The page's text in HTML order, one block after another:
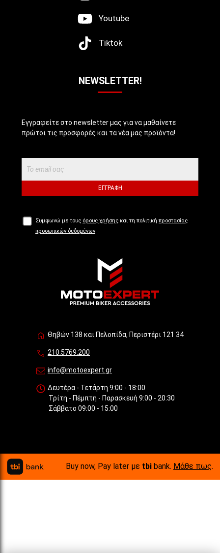
Youtube
Tiktok
NEWSLETTER!
Εγγραφείτε στο newsletter μας για να μαθαίνετε
πρώτοι τις προσφορές και τα νέα μας προϊόντα!
ΕΓΓΡΑΦΉ
Συμφωνώ με τους όρους χρήσης και τη πολιτική προστασίας
προσωπικών δεδομένων
Θηβών 138 και Πελοπίδα, Περιστέρι 121 34
210.5769.200
info@motoexpert.gr
Δευτέρα - Τετάρτη 9:00 - 18:00
Τρίτη - Πέμπτη - Παρασκευή 9:00 - 20:30
Σάββατο 09:00 - 15:00
Buy now, Pay later με tbi bank. Μάθε πως.